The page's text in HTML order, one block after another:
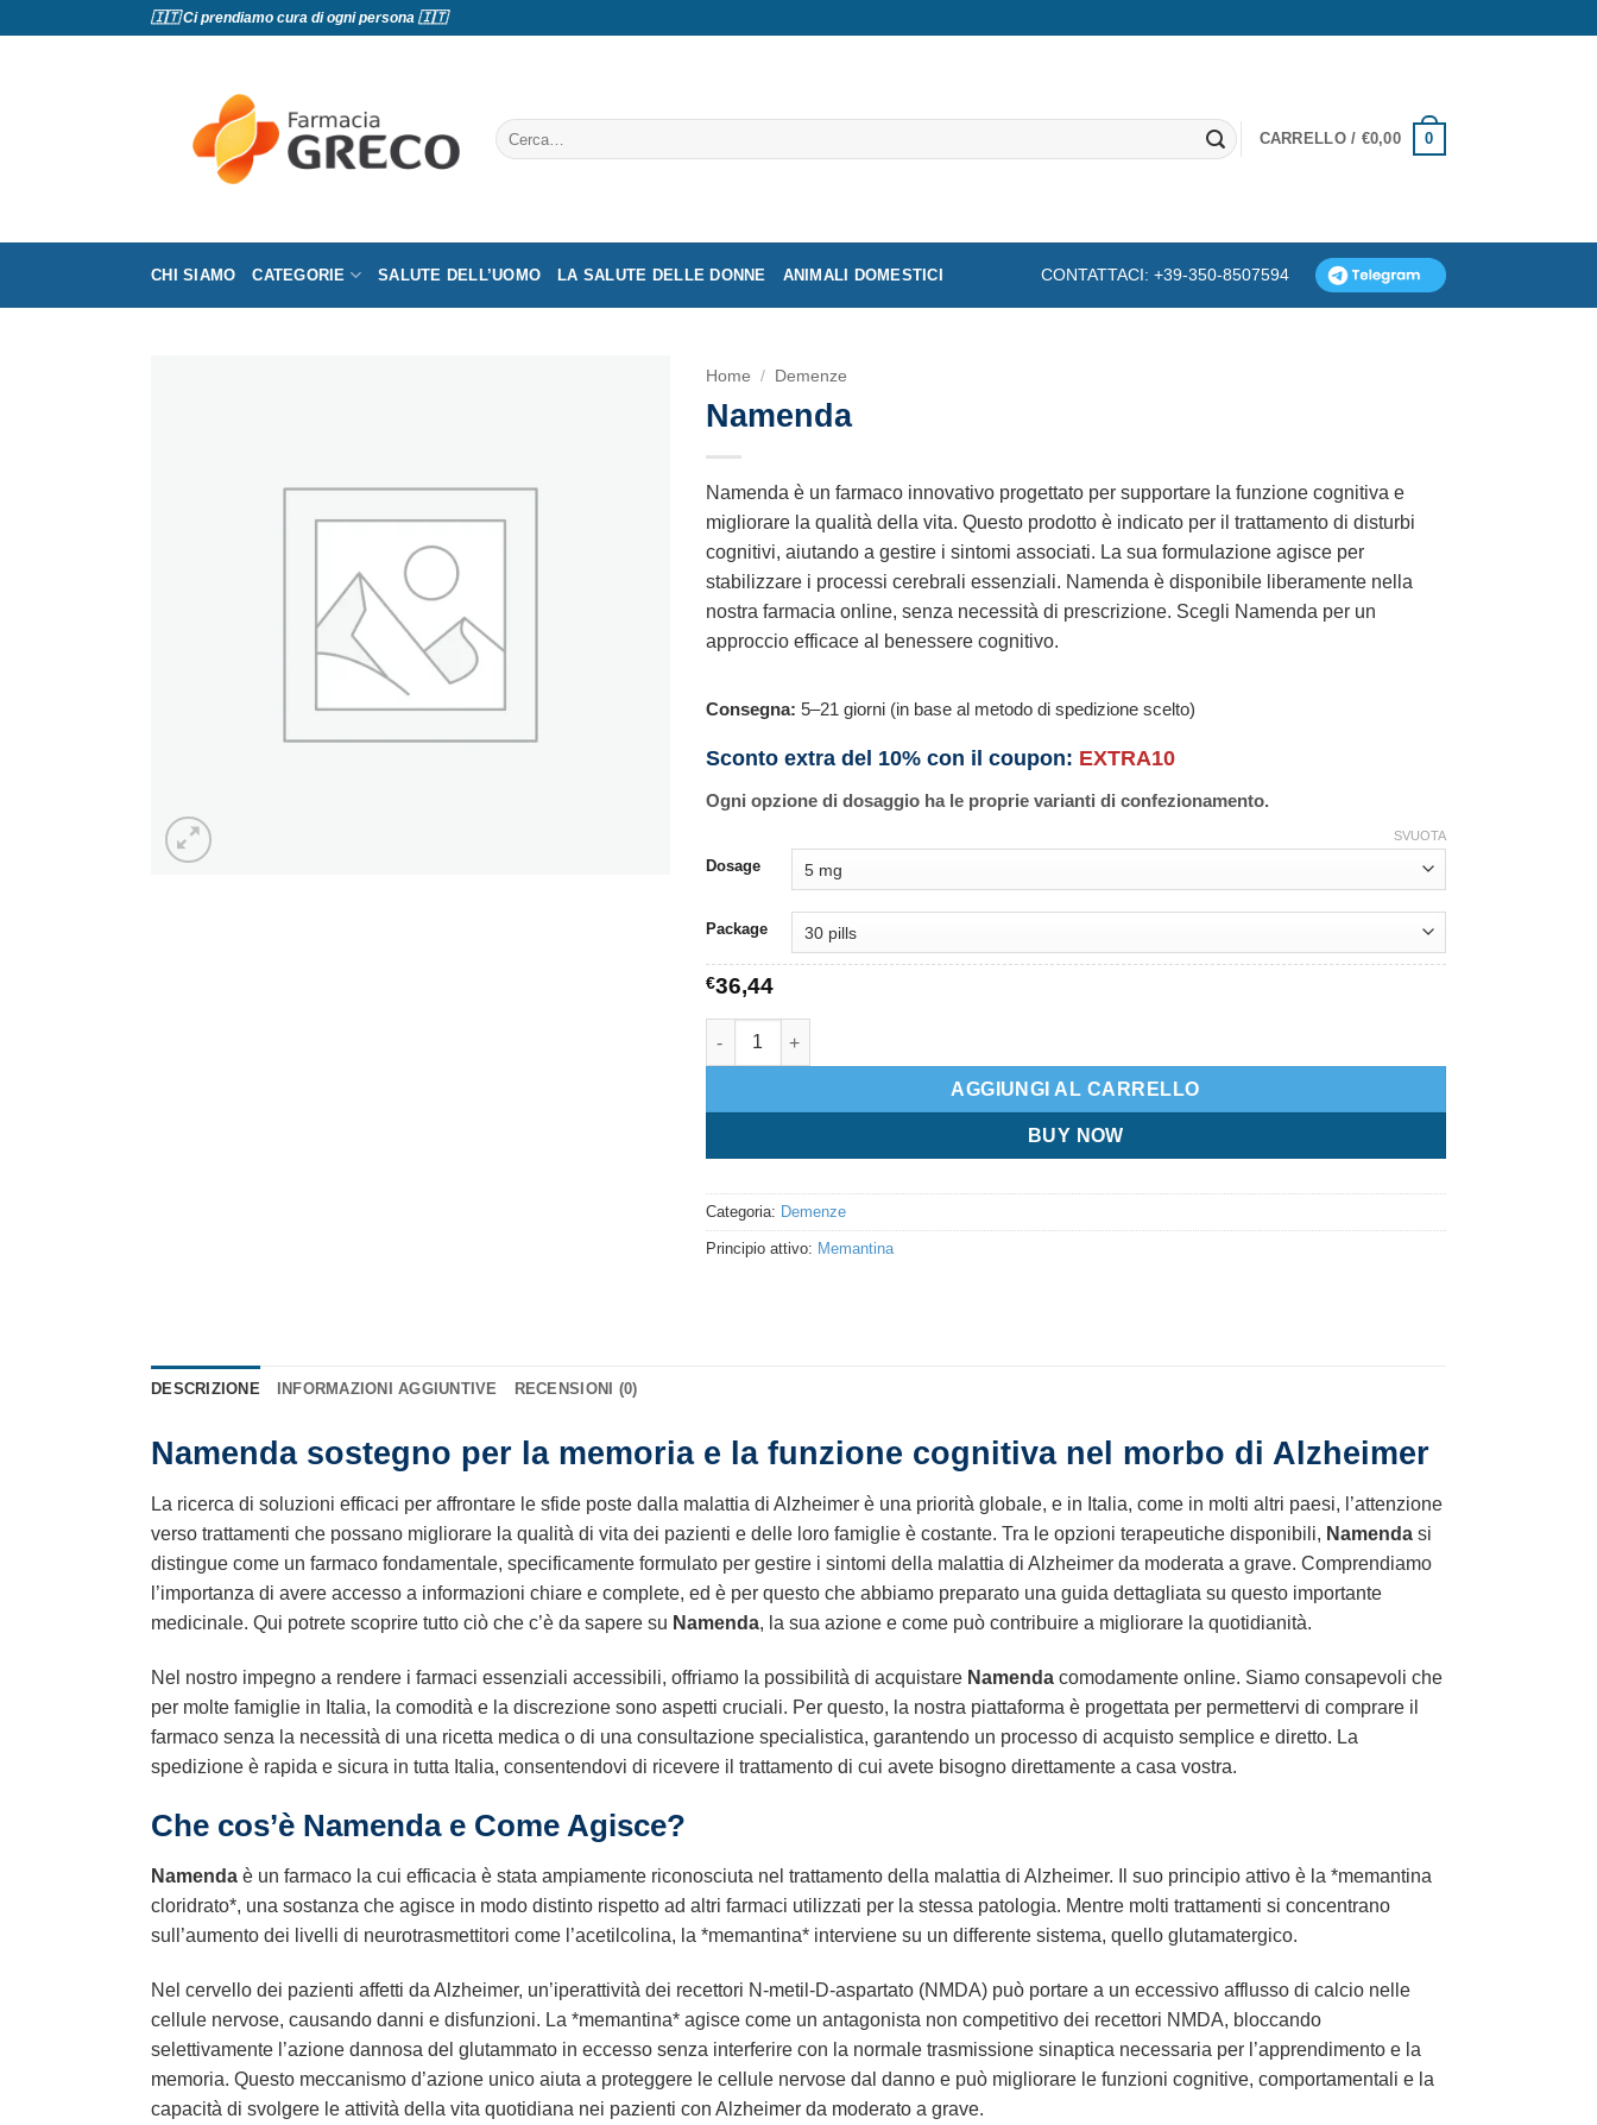
🇮🇹 Ci prendiamo cura di ogni persona 🇮🇹
Cerca:
CARRELLO / €0,00 0
CHI SIAMO CATEGORIE SALUTE DELL’UOMO LA SALUTE DELLE DONNE ANIMALI DOMESTICI CONTATTACI: +39-350-8507594
Home / Demenze
Namenda
Namenda è un farmaco innovativo progettato per supportare la funzione cognitiva e
migliorare la qualità della vita. Questo prodotto è indicato per il trattamento di disturbi
cognitivi, aiutando a gestire i sintomi associati. La sua formulazione agisce per
stabilizzare i processi cerebrali essenziali. Namenda è disponibile liberamente nella
nostra farmacia online, senza necessità di prescrizione. Scegli Namenda per un
approccio efficace al benessere cognitivo.
Consegna: 5–21 giorni (in base al metodo di spedizione scelto)
Sconto extra del 10% con il coupon: EXTRA10
Ogni opzione di dosaggio ha le proprie varianti di confezionamento.
Dosage
Package
SVUOTA
€36,44
Namenda quantità
AGGIUNGI AL CARRELLO
BUY NOW
Categoria: Demenze
Principio attivo: Memantina
DESCRIZIONE INFORMAZIONI AGGIUNTIVE RECENSIONI (0)
Namenda sostegno per la memoria e la funzione cognitiva nel morbo di Alzheimer
La ricerca di soluzioni efficaci per affrontare le sfide poste dalla malattia di Alzheimer è una priorità globale, e in Italia, come in molti altri paesi, l’attenzione
verso trattamenti che possano migliorare la qualità di vita dei pazienti e delle loro famiglie è costante. Tra le opzioni terapeutiche disponibili, Namenda si
distingue come un farmaco fondamentale, specificamente formulato per gestire i sintomi della malattia di Alzheimer da moderata a grave. Comprendiamo
l’importanza di avere accesso a informazioni chiare e complete, ed è per questo che abbiamo preparato una guida dettagliata su questo importante
medicinale. Qui potrete scoprire tutto ciò che c’è da sapere su Namenda, la sua azione e come può contribuire a migliorare la quotidianità.
Nel nostro impegno a rendere i farmaci essenziali accessibili, offriamo la possibilità di acquistare Namenda comodamente online. Siamo consapevoli che
per molte famiglie in Italia, la comodità e la discrezione sono aspetti cruciali. Per questo, la nostra piattaforma è progettata per permettervi di comprare il
farmaco senza la necessità di una ricetta medica o di una consultazione specialistica, garantendo un processo di acquisto semplice e diretto. La
spedizione è rapida e sicura in tutta Italia, consentendovi di ricevere il trattamento di cui avete bisogno direttamente a casa vostra.
Che cos’è Namendae Come Agisce?
Namenda è un farmaco la cui efficacia è stata ampiamente riconosciuta nel trattamento della malattia di Alzheimer. Il suo principio attivo è la *memantina
cloridrato*, una sostanza che agisce in modo distinto rispetto ad altri farmaci utilizzati per la stessa patologia. Mentre molti trattamenti si concentrano
sull’aumento dei livelli di neurotrasmettitori come l’acetilcolina, la *memantina* interviene su un differente sistema, quello glutamatergico.
Nel cervello dei pazienti affetti da Alzheimer, un’iperattività dei recettori N-metil-D-aspartato (NMDA) può portare a un eccessivo afflusso di calcio nelle
cellule nervose, causando danni e disfunzioni. La *memantina* agisce come un antagonista non competitivo dei recettori NMDA, bloccando
selettivamente l’azione dannosa del glutammato in eccesso senza interferire con la normale trasmissione sinaptica necessaria per l’apprendimento e la
memoria. Questo meccanismo d’azione unico aiuta a proteggere le cellule nervose dal danno e può migliorare le funzioni cognitive, comportamentali e la
capacità di svolgere le attività della vita quotidiana nei pazienti con Alzheimer da moderato a grave.